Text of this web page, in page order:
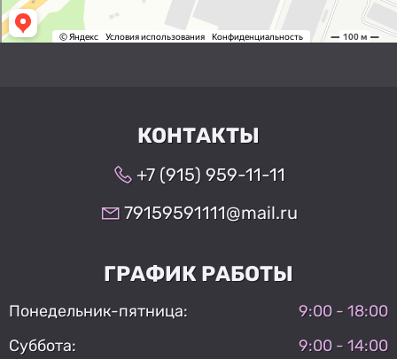
КОНТАКТЫ
+7 (915) 959-11-11
79159591111@mail.ru
ГРАФИК РАБОТЫ
Понедельник-пятница:
9:00 - 18:00
Суббота:
9:00 - 14:00